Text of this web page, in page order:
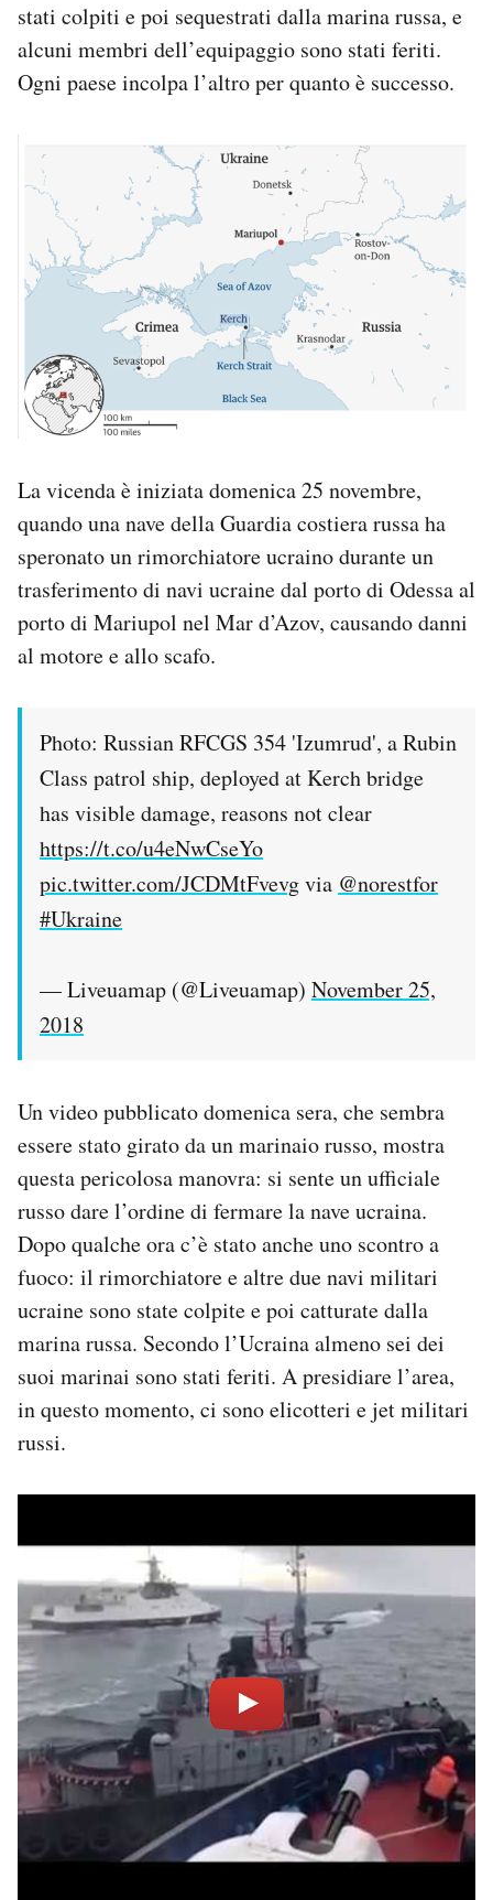
Esci
stati colpiti e poi sequestrati dalla marina russa, e
alcuni membri dell’equipaggio sono stati feriti.
Ogni paese incolpa l’altro per quanto è successo.
La vicenda è iniziata domenica 25 novembre,
quando una nave della Guardia costiera russa ha
speronato un rimorchiatore ucraino durante un
trasferimento di navi ucraine dal porto di Odessa al
porto di Mariupol nel Mar d’Azov, causando danni
al motore e allo scafo.
Photo: Russian RFCGS 354 'Izumrud', a Rubin
Class patrol ship, deployed at Kerch bridge
has visible damage, reasons not clear
https://t.co/u4eNwCseYo
pic.twitter.com/JCDMtFvevgvia @norestfor
#Ukraine
— Liveuamap (@Liveuamap) November 25,
2018
Un video pubblicato domenica sera, che sembra
essere stato girato da un marinaio russo, mostra
questa pericolosa manovra: si sente un ufficiale
russo dare l’ordine di fermare la nave ucraina.
Dopo qualche ora c’è stato anche uno scontro a
fuoco: il rimorchiatore e altre due navi militari
ucraine sono state colpite e poi catturate dalla
marina russa. Secondo l’Ucraina almeno sei dei
suoi marinai sono stati feriti. A presidiare l’area,
in questo momento, ci sono elicotteri e jet militari
russi.